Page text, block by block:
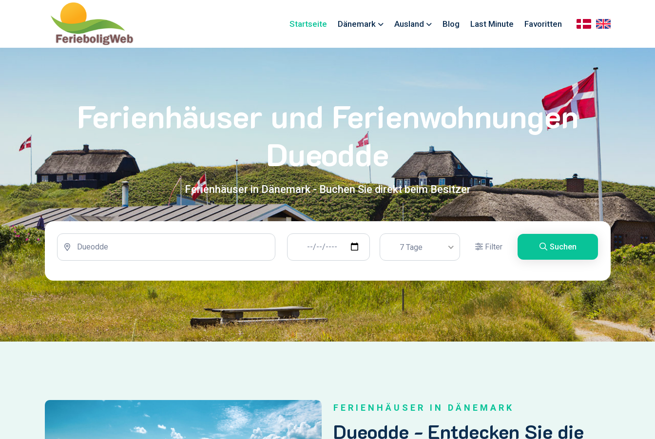
Startseite Dänemark Ausland Blog Last Minute Favoritten
Ferienhäuser und Ferienwohnungen
Dueodde
Ferienhäuser in Dänemark - Buchen Sie direkt beim Besitzer
7 Tage Filter Suchen
FERIENHÄUSER IN DÄNEMARK
Dueodde - Entdecken Sie die